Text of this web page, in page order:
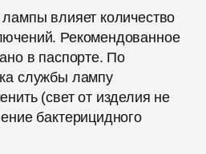
влияет количество
Рекомендованное
в паспорте. По
службы лампу
(свет от изделия не
бактерицидного